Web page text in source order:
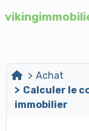
Achat
Calculer le
immobilier